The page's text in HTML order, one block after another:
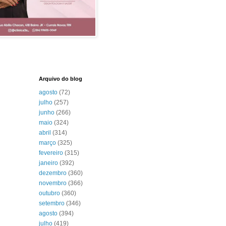
Arquivo do blog
agosto (72)
julho (257)
junho (266)
maio (324)
abril (314)
março (325)
fevereiro (315)
janeiro (392)
dezembro (360)
novembro (366)
outubro (360)
setembro (346)
agosto (394)
julho (419)